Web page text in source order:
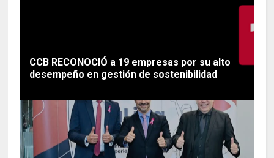
CCB RECONOCIÓ a 19 empresas por su alto
desempeño en gestión de sostenibilidad